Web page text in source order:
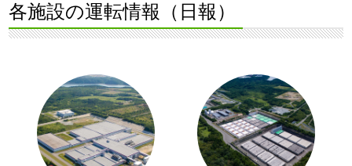
各施設の運転情報（日報）